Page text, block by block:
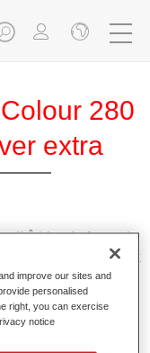
280
extra
til å blande farger i
baselakk
en spesiell
farger og
improve our sites and
personalised
right, you can exercise
notice